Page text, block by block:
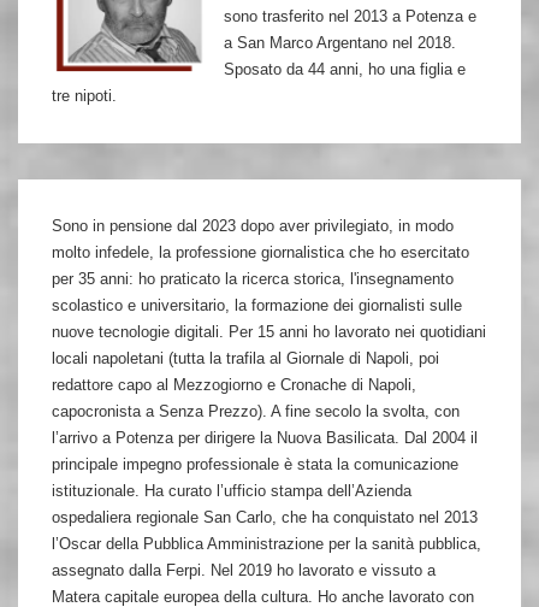
armata
sono trasferito nel 2013 a Potenza e
a San Marco Argentano nel 2018.
Sposato da 44 anni, ho una figlia e
tre nipoti.
Sono in pensione dal 2023 dopo aver privilegiato, in modo
molto infedele, la professione giornalistica che ho esercitato
per 35 anni: ho praticato la ricerca storica, l'insegnamento
scolastico e universitario, la formazione dei giornalisti sulle
nuove tecnologie digitali. Per 15 anni ho lavorato nei quotidiani
locali napoletani (tutta la trafila al Giornale di Napoli, poi
redattore capo al Mezzogiorno e Cronache di Napoli,
capocronista a Senza Prezzo). A fine secolo la svolta, con
l’arrivo a Potenza per dirigere la Nuova Basilicata. Dal 2004 il
principale impegno professionale è stata la comunicazione
istituzionale. Ha curato l’ufficio stampa dell’Azienda
ospedaliera regionale San Carlo, che ha conquistato nel 2013
l’Oscar della Pubblica Amministrazione per la sanità pubblica,
assegnato dalla Ferpi. Nel 2019 ho lavorato e vissuto a
Matera capitale europea della cultura. Ho anche lavorato con